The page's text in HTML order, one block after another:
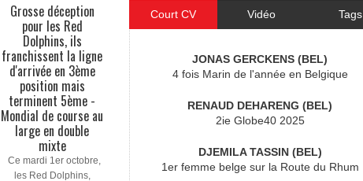
Grosse déception
pour les Red
Dolphins, ils
franchissent la ligne
d'arrivée en 3ème
position mais
terminent 5ème -
Mondial de course au
large en double
mixte
Ce mardi 1er octobre,
les Red Dolphins,
Court CV Vidéo Tags
JONAS GERCKENS (BEL)
4 fois Marin de l'année en Belgique
RENAUD DEHARENG (BEL)
2ie Globe40 2025
DJEMILA TASSIN (BEL)
1er femme belge sur la Route du Rhum